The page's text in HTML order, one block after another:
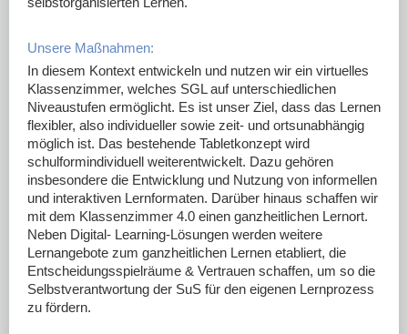
Unsere Maßnahmen:
In diesem Kontext entwickeln und nutzen wir ein virtuelles
Klassenzimmer, welches SGL auf unterschiedlichen
Niveaustufen ermöglicht. Es ist unser Ziel, dass das Lernen
flexibler, also individueller sowie zeit- und ortsunabhängig
möglich ist. Das bestehende Tabletkonzept wird
schulformindividuell weiterentwickelt. Dazu gehören
insbesondere die Entwicklung und Nutzung von informellen
und interaktiven Lernformaten. Darüber hinaus schaffen wir
mit dem Klassenzimmer 4.0 einen ganzheitlichen Lernort.
Neben Digital- Learning-Lösungen werden weitere
Lernangebote zum ganzheitlichen Lernen etabliert, die
Entscheidungsspielräume & Vertrauen schaffen, um so die
Selbstverantwortung der SuS für den eigenen Lernprozess
zu fördern.